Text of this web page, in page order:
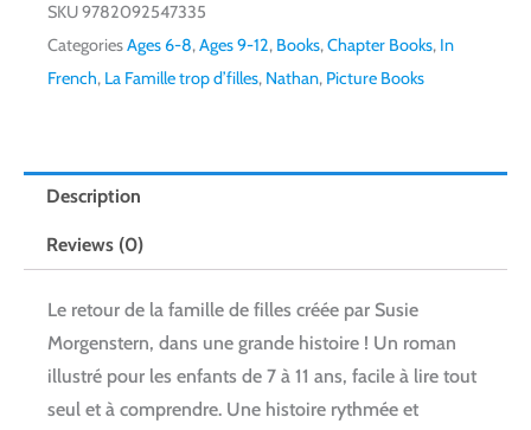
SKU9782092547335
CategoriesAges 6-8,Ages 9-12, Books,Chapter Books, In
French, La Famille trop d’filles, Nathan, Picture Books
Description
Reviews (0)
Le retour de la famille de filles créée par Susie
Morgenstern, dans une grande histoire ! Un roman
illustré pour les enfants de 7 à 11 ans, facile à lire tout
seul et à comprendre. Une histoire rythmée et